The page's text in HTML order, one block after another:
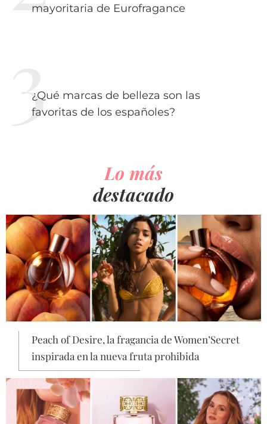
mayoritaria de Eurofragance
¿Qué marcas de belleza son las
favoritas de los españoles?
Lo más
destacado
Peach of Desire, la fragancia de Women’Secret
inspirada en la nueva fruta prohibida